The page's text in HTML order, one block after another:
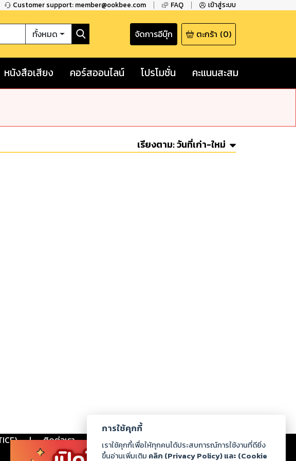
Customer support: member@ookbee.com FAQ เข้าสู่ระบบ
ทั้งหมด จัดการอีบุ๊ก ตะกร้า (0)
หนังสือเสียง คอร์สออนไลน์ โปรโมชั่น คะแนนสะสม
เรียงตาม:วันที่เก่า-ใหม่
| ติดต่อเรา ร่วมงานกับเรา ดาวน์โหลด
การใช้คุกกี้
เราใช้คุกกี้เพื่อให้ทุกคนได้ประสบการณ์การใช้งานที่ดียิ่ง
ขึ้นอ่านเพิ่มเติม คลิก (Privacy Policy) และ (Cookie